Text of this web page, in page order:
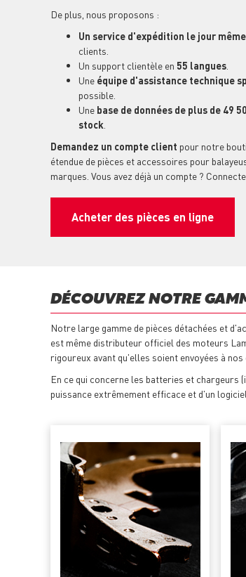
De plus, nous proposons :
Un service d'expédition le jour même
clients.
Un support clientèle en 55 langues
Une équipe d'assistance technique
possible.
Une base de données de plus de 49
stock
Demandez un compte client pour notre
étendue de pièces et accessoires pour
marques. Vous avez déjà un compte ?
Acheter des pièces en ligne
DÉCOUVREZ NOTRE
Notre large gamme de pièces détachées et
est même distributeur officiel des moteurs
rigoureux avant qu'elles soient envoyées à
En ce qui concerne les batteries et chargeurs
puissance extrêmement efficace et d'un